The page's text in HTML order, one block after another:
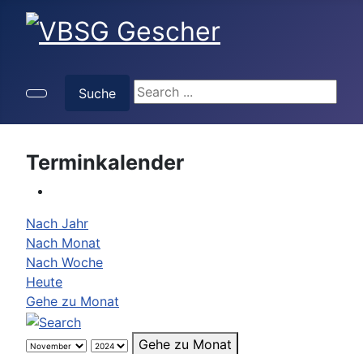
Suche
Suche
Terminkalender
Nach Jahr
Nach Monat
Nach Woche
Heute
Gehe zu Monat
Gehe zu Monat